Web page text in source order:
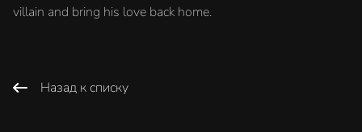
villain and bring his love back home.
Назад к списку